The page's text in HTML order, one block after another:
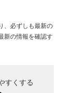
、必ずしも最新の
新の情報を確認す
すくする